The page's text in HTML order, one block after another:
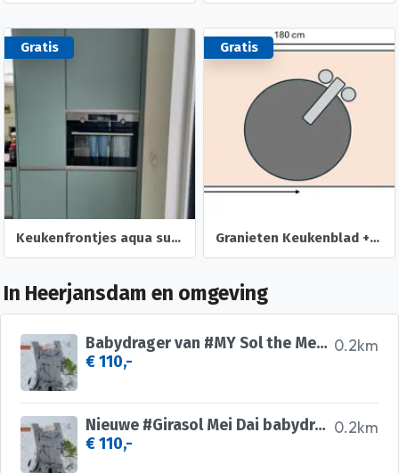
Gratis
Keukenfrontjes aqua supermat laklaminaat Keukensale
Gratis
Granieten Keukenblad + Wasbak (al gedemonteerd)
In Heerjansdam en omgeving
0.2km
Babydrager van #MY Sol the Meh Dai van #GIRASOL, grijs
€ 110,-
0.2km
Nieuwe #Girasol Mei Dai babydraagzak / grijs, zwart
€ 110,-